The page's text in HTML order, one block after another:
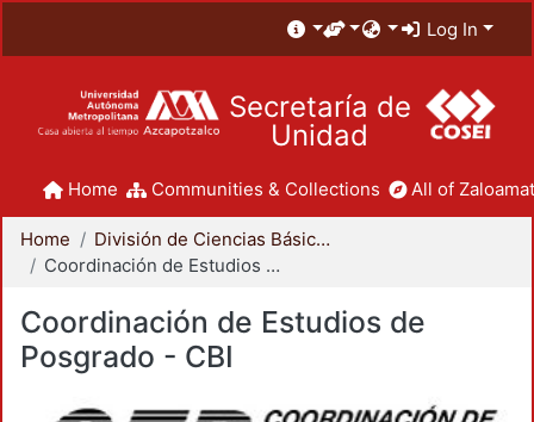
Log In
Secretaría de
Unidad
Home Communities & Collections All of
Home
División de Ciencias Básicas e Ingeniería
Coordinación de Estudios de Posgrado - CBI
Coordinación de Estudios de
Posgrado - CBI